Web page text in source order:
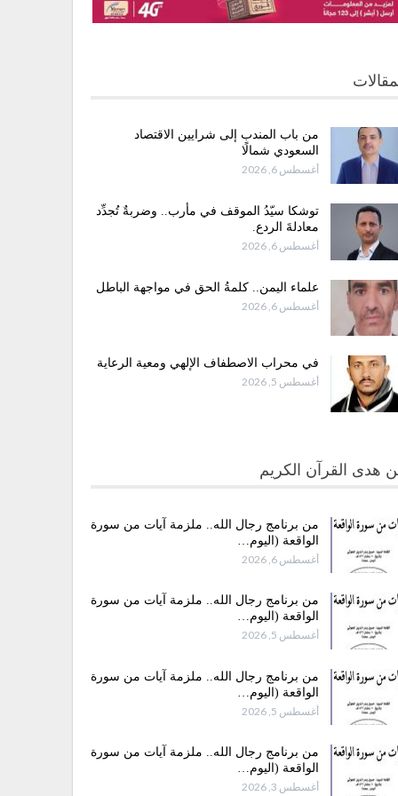
من باب المندب إلى شرايين الاقتصاد
السعودي شمالًا
أغسطس 6, 2026
توشكا سيّدُ الموقف في مأرب.. وضربةٌ تُجدِّد
معادلةَ الردع.
أغسطس 6, 2026
علماء اليمن.. كلمةُ الحق في مواجهة الباطل
أغسطس 6, 2026
في محراب الاصطفاف الإلهي ومعية الرعاية
أغسطس 5, 2026
هدى القرآن الكريم
من برنامج رجال الله.. ملزمة آيات من سورة
الواقعة (اليوم…
أغسطس 6, 2026
من برنامج رجال الله.. ملزمة آيات من سورة
الواقعة (اليوم…
أغسطس 5, 2026
من برنامج رجال الله.. ملزمة آيات من سورة
الواقعة (اليوم…
أغسطس 5, 2026
من برنامج رجال الله.. ملزمة آيات من سورة
الواقعة (اليوم…
أغسطس 3, 2026